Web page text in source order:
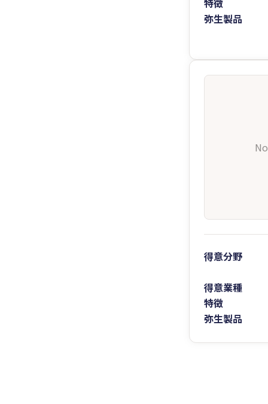
特徴
弥生製品
得意分野
得意業種
特徴
弥生製品